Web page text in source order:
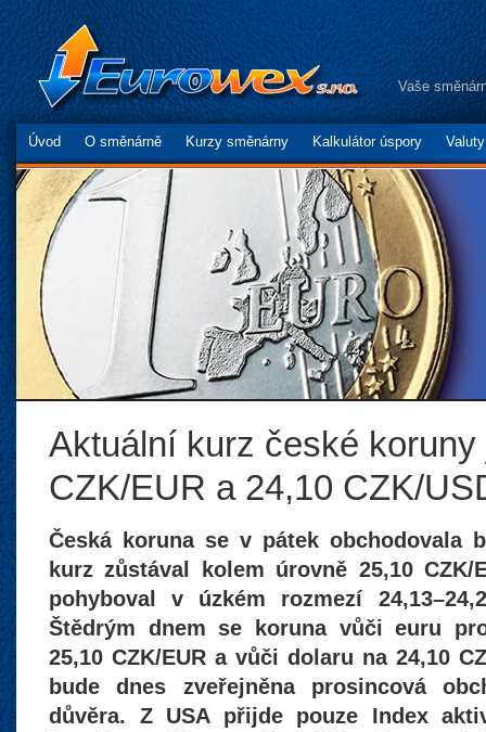
Vaše
Úvod O směnárně Kurzy směnárny Kalkulátor úspory
Aktuální kurz české koruny
CZK/EUR a 24,10 CZK/
Česká koruna se v pátek obchodovala
kurz zůstával kolem úrovně 25,10 CZK/
pohyboval v úzkém rozmezí
Štědrým dnem se koruna vůči euru
25,10 CZK/EUR a vůči dolaru na 24,10
bude dnes zveřejněna prosincová
důvěra. Z USA přijde pouze Index